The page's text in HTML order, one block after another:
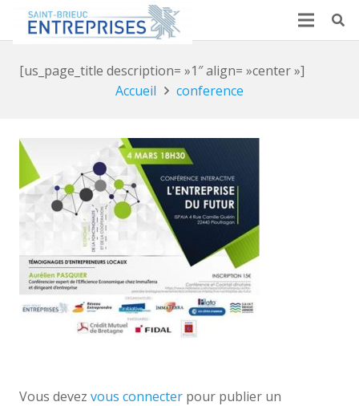
[us_page_title description= »1″ align= »center »]
Accueil
conference
Vous devez vous connecter pour publier un